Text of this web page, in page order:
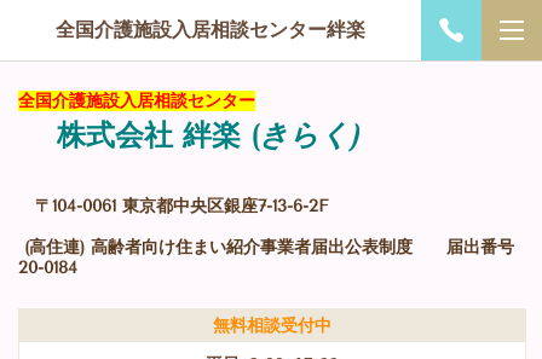
全国介護施設入居相談センター絆楽
全国介護施設入居相談センター
株式会社 絆楽 (きらく)
〒104-0061 東京都中央区銀座7-13-6-2F
(高住連) 高齢者向け住まい紹介事業者届出公表制度 届出番号
20-0184
無料相談受付中